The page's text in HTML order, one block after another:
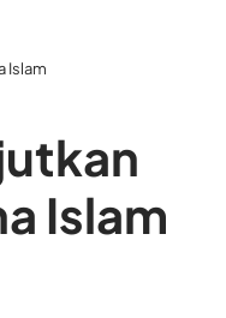
Islam
Islam